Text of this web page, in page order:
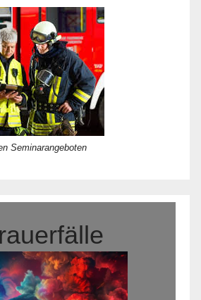
Seminarangeboten